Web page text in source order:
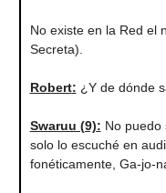
No existe en la Red el
Secreta).
Robert: ¿Y de dónde
Swaruu (9): No puedo
solo lo escuché en
fonéticamente, Ga-jo-